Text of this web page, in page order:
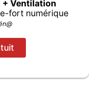
+ Ventilation
fort numérique